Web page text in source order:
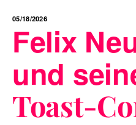
05/18/2026
Felix
und
Toast-